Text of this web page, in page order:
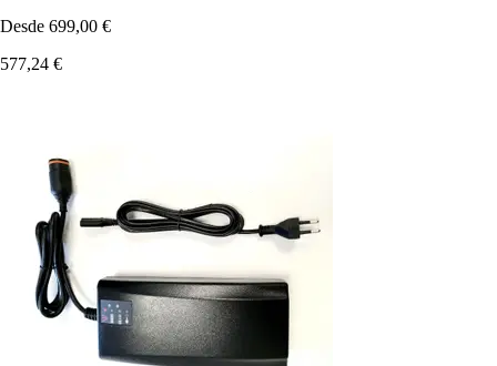
Desde 699,00 €
577,24 €